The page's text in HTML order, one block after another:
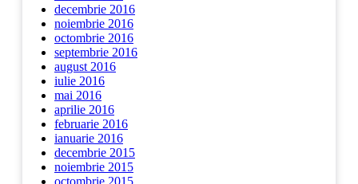
decembrie 2016
noiembrie 2016
octombrie 2016
septembrie 2016
august 2016
iulie 2016
mai 2016
aprilie 2016
februarie 2016
ianuarie 2016
decembrie 2015
noiembrie 2015
octombrie 2015